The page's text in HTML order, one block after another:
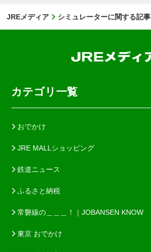
JREメディア シミュレーターに関する記事
カテゴリ一覧
おでかけ
JRE MALLショッピング
鉄道ニュース
ふるさと納税
常磐線の＿＿＿！｜JOBANSEN KNOW
東京 おでかけ